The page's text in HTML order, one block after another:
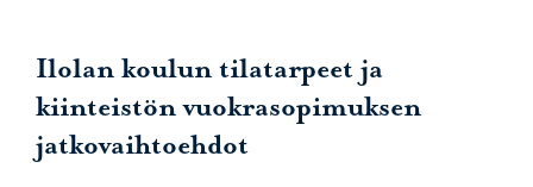
Ilolan koulun tilatarpeet ja
kiinteistön vuokrasopimuksen
jatkovaihtoehdot